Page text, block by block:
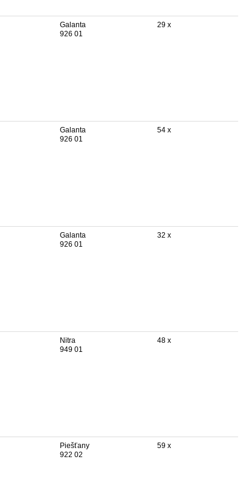
Galanta
926 01
29 x
Galanta
926 01
54 x
Galanta
926 01
32 x
Nitra
949 01
48 x
Piešťany
922 02
59 x